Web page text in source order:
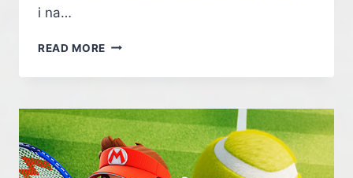
i na…
READ MORE STREAMER
MILIONY,
ŽEBRÁ
U
FANOUŠKŮ,
ABY